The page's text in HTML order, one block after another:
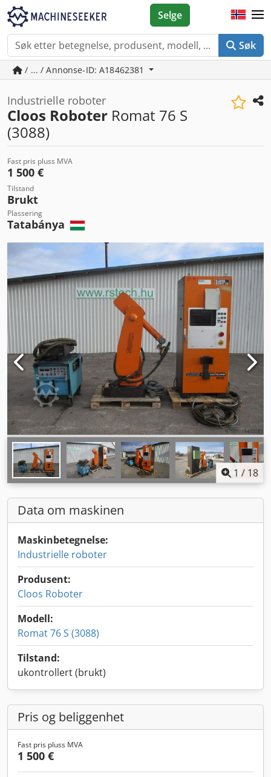
Søk
Selge
/ ... / Annonse-ID: A18462381
Industrielle roboter
Cloos Roboter Romat 76 S
(3088)
Fast pris pluss MVA
1 500 €
Tilstand
Brukt
Plassering
Tatabánya
1 / 18
Data om maskinen
Maskinbetegnelse:
Industrielle roboter
Produsent:
Cloos Roboter
Modell:
Romat 76 S (3088)
Tilstand:
ukontrollert (brukt)
Pris og beliggenhet
Fast pris pluss MVA
1 500 €